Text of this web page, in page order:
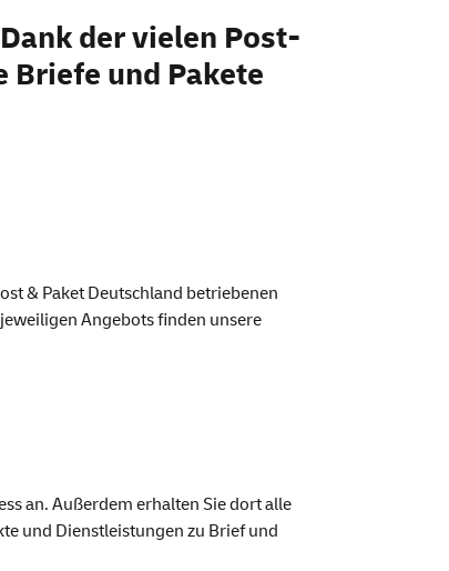
der vielen Post-
Briefe und Pakete
& Paket Deutschland betriebenen
Angebots finden unsere
an. Außerdem erhalten Sie dort alle
und Dienstleistungen zu Brief und